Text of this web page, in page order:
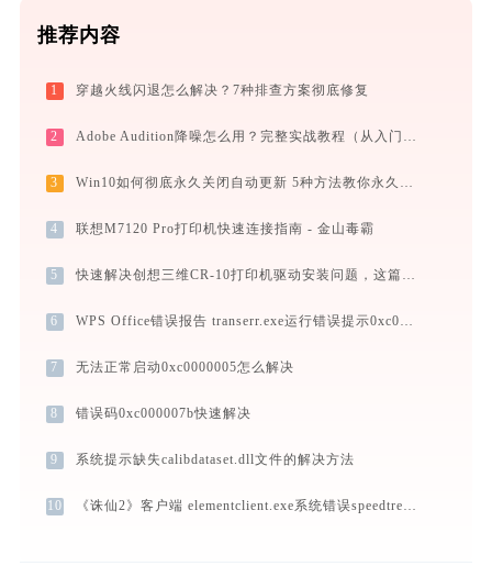
推荐内容
1 穿越火线闪退怎么解决？7种排查方案彻底修复
2 Adobe Audition降噪怎么用？完整实战教程（从入门到异常排查）
3 Win10如何彻底永久关闭自动更新 5种方法教你永久关闭win10自动更新
4 联想M7120 Pro打印机快速连接指南 - 金山毒霸
5 快速解决创想三维CR-10打印机驱动安装问题，这篇文章告诉你方法
6 WPS Office错误报告 transerr.exe运行错误提示0xc000000d的解决办法
7 无法正常启动0xc0000005怎么解决
8 错误码0xc000007b快速解决
9 系统提示缺失calibdataset.dll文件的解决方法
10 《诛仙2》客户端 elementclient.exe系统错误speedtreert.dll丢失如何解决